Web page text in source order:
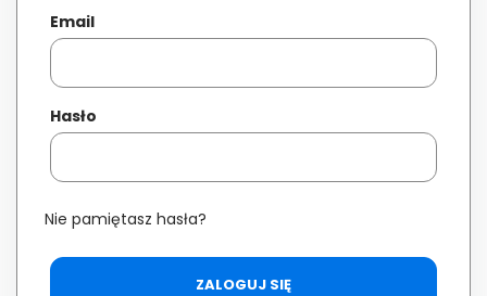
Email
Hasło
Nie pamiętasz hasła?
ZALOGUJ SIĘ